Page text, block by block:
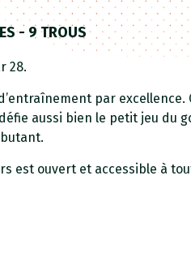
- 9 TROUS
28.
par
aussi bien le petit jeu du
est ouvert et accessible à